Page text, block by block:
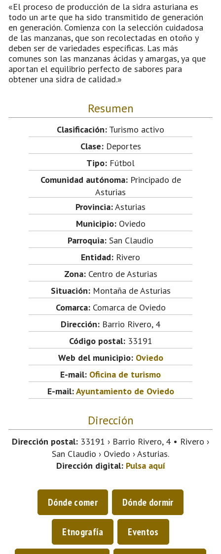
«El proceso de producción de la sidra asturiana es
todo un arte que ha sido transmitido de generación
en generación. Comienza con la selección cuidadosa
de las manzanas, que son recolectadas en otoño y
deben ser de variedades específicas. Las más
comunes son las manzanas ácidas y amargas, ya que
aportan el equilibrio perfecto de sabores para
obtener una sidra de calidad.»
Resumen
Clasificación: Turismo activo
Clase:Deportes
Tipo: Fútbol
Comunidad autónoma:Principado de
Asturias
Provincia:Asturias
Municipio:Oviedo
Parroquia: San Claudio
Entidad: Rivero
Zona:Centro de Asturias
Situación:Montaña de Asturias
Comarca:Comarca de Oviedo
Dirección: Barrio Rivero, 4
Código postal:33191
Web del municipio: Oviedo
E-mail: Oficina de turismo
E-mail:Ayuntamiento de Oviedo
Dirección
Dirección postal: 33191 › Barrio Rivero, 4 • Rivero ›
San Claudio › Oviedo › Asturias.
Dirección digital: Pulsa aquí
Dónde comer Dónde dormir
Etnografía Eventos